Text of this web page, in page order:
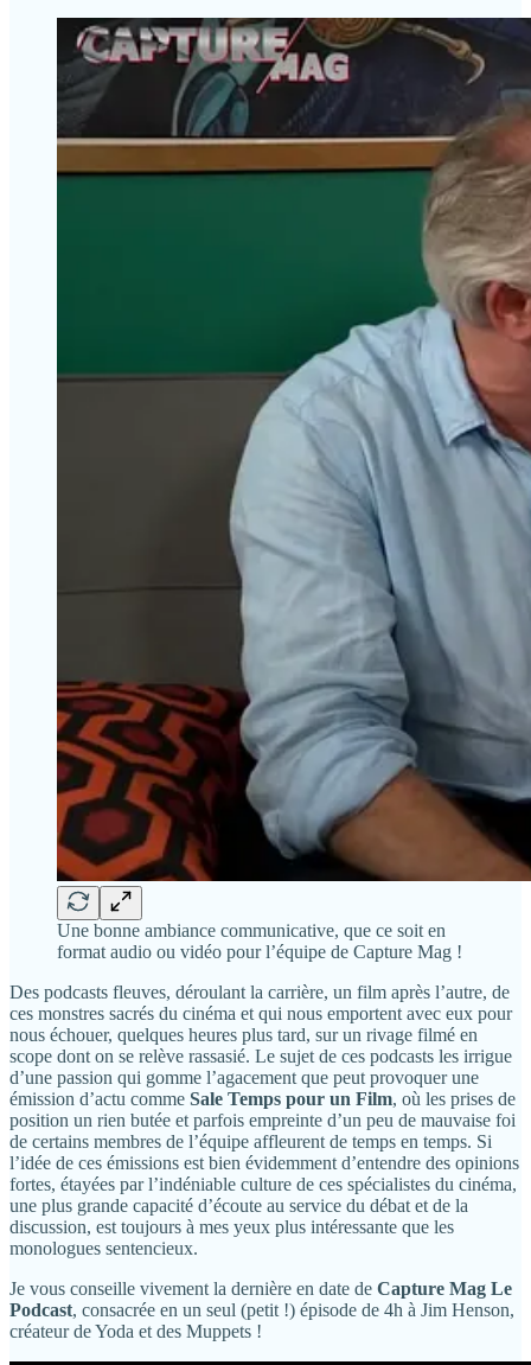
Une bonne ambiance communicative, que ce soit en
format audio ou vidéo pour l’équipe de Capture Mag !
Des podcasts fleuves, déroulant la carrière, un film après l’autre, de
ces monstres sacrés du cinéma et qui nous emportent avec eux pour
nous échouer, quelques heures plus tard, sur un rivage filmé en
scope dont on se relève rassasié. Le sujet de ces podcasts les irrigue
d’une passion qui gomme l’agacement que peut provoquer une
émission d’actu comme Sale Temps pour un Film, où les prises de
position un rien butée et parfois empreinte d’un peu de mauvaise foi
de certains membres de l’équipe affleurent de temps en temps. Si
l’idée de ces émissions est bien évidemment d’entendre des opinions
fortes, étayées par l’indéniable culture de ces spécialistes du cinéma,
une plus grande capacité d’écoute au service du débat et de la
discussion, est toujours à mes yeux plus intéressante que les
monologues sentencieux.
Je vous conseille vivement la dernière en date de Capture Mag Le
Podcast, consacrée en un seul (petit !) épisode de 4h à Jim Henson,
créateur de Yoda et des Muppets !